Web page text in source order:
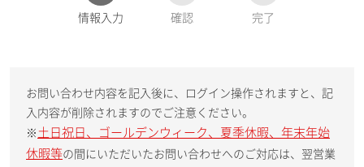
現
情報入力 確認 完了
お問い合わせ内容を記入後に、ログイン操作されますと、記
入内容が削除されますのでご注意ください。
※ 土日祝日、ゴールデンウィーク、夏季休暇、年末年始
休暇等の間にいただいたお問い合わせへのご対応は、翌営業